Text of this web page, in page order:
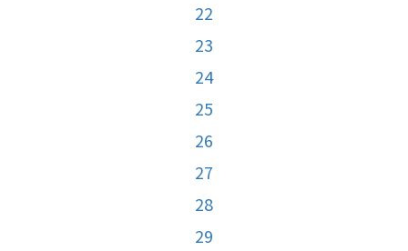
22
23
24
25
26
27
28
29